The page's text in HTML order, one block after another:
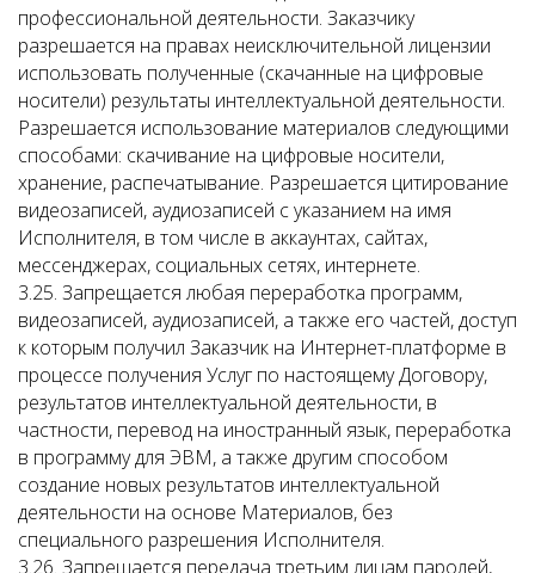
профессиональной деятельности. Заказчику
разрешается на правах неисключительной лицензии
использовать полученные (скачанные на цифровые
носители) результаты интеллектуальной деятельности.
Разрешается использование материалов следующими
способами: скачивание на цифровые носители,
хранение, распечатывание. Разрешается цитирование
видеозаписей, аудиозаписей с указанием на имя
Исполнителя, в том числе в аккаунтах, сайтах,
мессенджерах, социальных сетях, интернете.
3.25. Запрещается любая переработка программ,
видеозаписей, аудиозаписей, а также его частей, доступ
к которым получил Заказчик на Интернет-платформе в
процессе получения Услуг по настоящему Договору,
результатов интеллектуальной деятельности, в
частности, перевод на иностранный язык, переработка
в программу для ЭВМ, а также другим способом
создание новых результатов интеллектуальной
деятельности на основе Материалов, без
специального разрешения Исполнителя.
3.26. Запрещается передача третьим лицам паролей,